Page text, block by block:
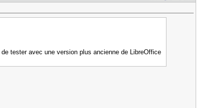
tester avec une version plus ancienne de LibreOffice